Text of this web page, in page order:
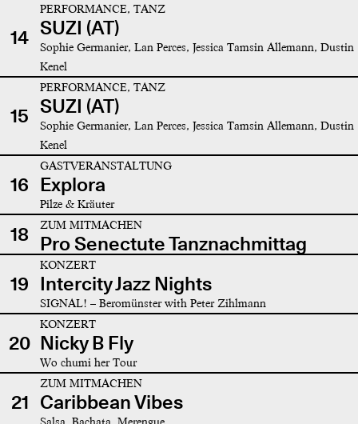
14
PERFORMANCE, TANZ
SUZI (AT)
Sophie Germanier, Lan Perces, Jessica Tamsin Allemann, Dustin
Kenel
15
PERFORMANCE, TANZ
SUZI (AT)
Sophie Germanier, Lan Perces, Jessica Tamsin Allemann, Dustin
Kenel
16
GASTVERANSTALTUNG
Explora
Pilze & Kräuter
18 ZUM MITMACHEN
Pro Senectute Tanznachmittag
19
KONZERT
Intercity Jazz Nights
SIGNAL! – Beromünster with Peter Zihlmann
20
KONZERT
Nicky B Fly
Wo chumi her Tour
21
ZUM MITMACHEN
Caribbean Vibes